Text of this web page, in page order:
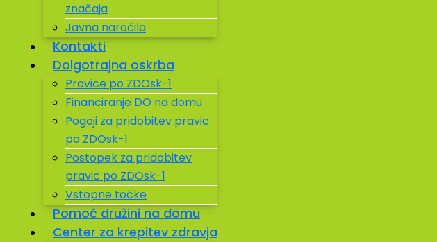
značaja
Javna naročila
Kontakti
Dolgotrajna oskrba
Pravice po ZDOsk-1
Financiranje DO na domu
Pogoji za pridobitev pravic
po ZDOsk-1
Postopek za pridobitev
pravic po ZDOsk-1
Vstopne točke
Pomoč družini na domu
Center za krepitev zdravja